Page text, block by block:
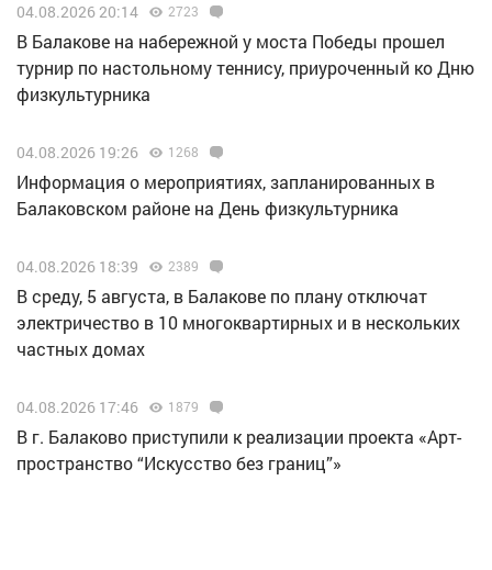
04.08.2026 20:14 2723
В Балакове на набережной у моста Победы прошел
турнир по настольному теннису, приуроченный ко Дню
физкультурника
04.08.2026 19:26 1268
Информация о мероприятиях, запланированных в
Балаковском районе на День физкультурника
04.08.2026 18:39 2389
В среду, 5 августа, в Балакове по плану отключат
электричество в 10 многоквартирных и в нескольких
частных домах
04.08.2026 17:46 1879
В г. Балаково приступили к реализации проекта «Арт-
пространство “Искусство без границ”»